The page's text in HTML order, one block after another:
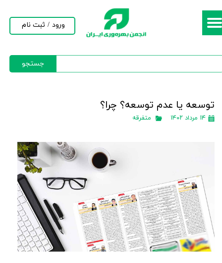
جستجو
ورود / ثبت نام
حساب کاربری من
توسعه یا عدم توسعه؟ چرا؟
۱۴ مرداد ۱۴۰۲ متفرقه